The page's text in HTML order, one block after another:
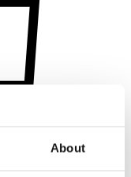
About